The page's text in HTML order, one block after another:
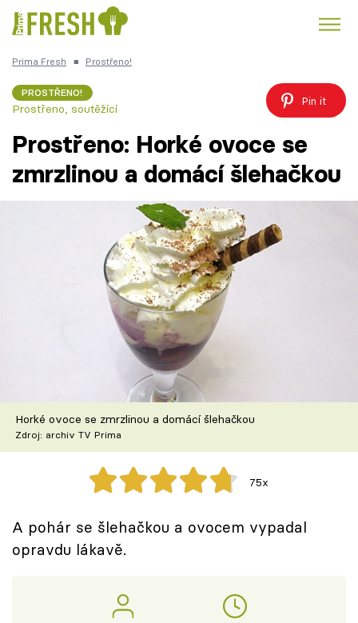
Česká kuchyně
Recepty z TV
Speciál: Cuketa
Těhotnej kuchař
Sledujte prima+
Prima Fresh ■ Prostřeno!
PROSTŘENO!
Prostřeno, soutěžící
Pin it
Prostřeno: Horké ovoce se
zmrzlinou a domácí šlehačkou
Horké ovoce se zmrzlinou a domácí šlehačkou
Zdroj: archiv TV Prima
75x
A pohár se šlehačkou a ovocem vypadal
opravdu lákavě.